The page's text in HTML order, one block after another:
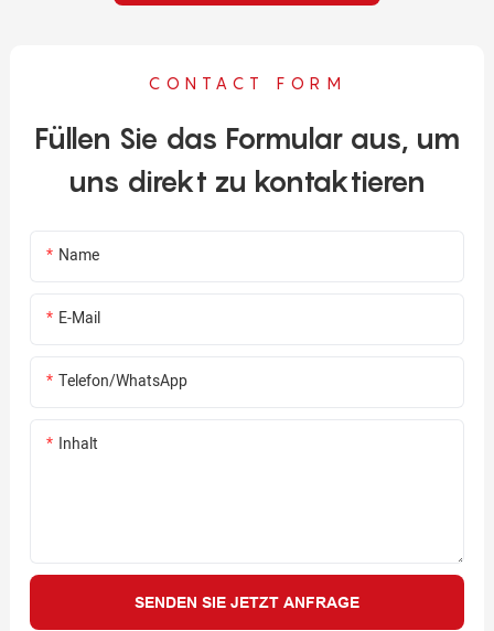
CONTACT FORM
Füllen Sie das Formular aus, um
uns direkt zu kontaktieren
Name
E-Mail
Telefon/WhatsApp
Inhalt
SENDEN SIE JETZT ANFRAGE